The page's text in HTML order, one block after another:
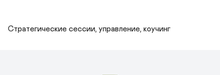
Стратегические сессии, управление, коучинг